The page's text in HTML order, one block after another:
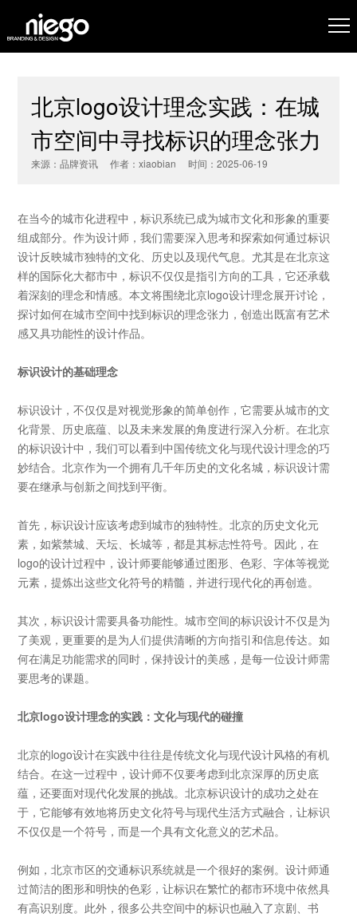
北京logo设计理念实践：在城
市空间中寻找标识的理念张力
来源：品牌资讯 作者：xiaobian 时间：2025-06-19
在当今的城市化进程中，标识系统已成为城市文化和形象的重要
组成部分。作为设计师，我们需要深入思考和探索如何通过标识
设计反映城市独特的文化、历史以及现代气息。尤其是在北京这
样的国际化大都市中，标识不仅仅是指引方向的工具，它还承载
着深刻的理念和情感。本文将围绕北京logo设计理念展开讨论，
探讨如何在城市空间中找到标识的理念张力，创造出既富有艺术
感又具功能性的设计作品。
标识设计的基础理念
标识设计，不仅仅是对视觉形象的简单创作，它需要从城市的文
化背景、历史底蕴、以及未来发展的角度进行深入分析。在北京
的标识设计中，我们可以看到中国传统文化与现代设计理念的巧
妙结合。北京作为一个拥有几千年历史的文化名城，标识设计需
要在继承与创新之间找到平衡。
首先，标识设计应该考虑到城市的独特性。北京的历史文化元
素，如紫禁城、天坛、长城等，都是其标志性符号。因此，在
logo的设计过程中，设计师要能够通过图形、色彩、字体等视觉
元素，提炼出这些文化符号的精髓，并进行现代化的再创造。
其次，标识设计需要具备功能性。城市空间的标识设计不仅是为
了美观，更重要的是为人们提供清晰的方向指引和信息传达。如
何在满足功能需求的同时，保持设计的美感，是每一位设计师需
要思考的课题。
北京logo设计理念的实践：文化与现代的碰撞
北京的logo设计在实践中往往是传统文化与现代设计风格的有机
结合。在这一过程中，设计师不仅要考虑到北京深厚的历史底
蕴，还要面对现代化发展的挑战。北京标识设计的成功之处在
于，它能够有效地将历史文化符号与现代生活方式融合，让标识
不仅仅是一个符号，而是一个具有文化意义的艺术品。
例如，北京市区的交通标识系统就是一个很好的案例。设计师通
过简洁的图形和明快的色彩，让标识在繁忙的都市环境中依然具
有高识别度。此外，很多公共空间中的标识也融入了京剧、书